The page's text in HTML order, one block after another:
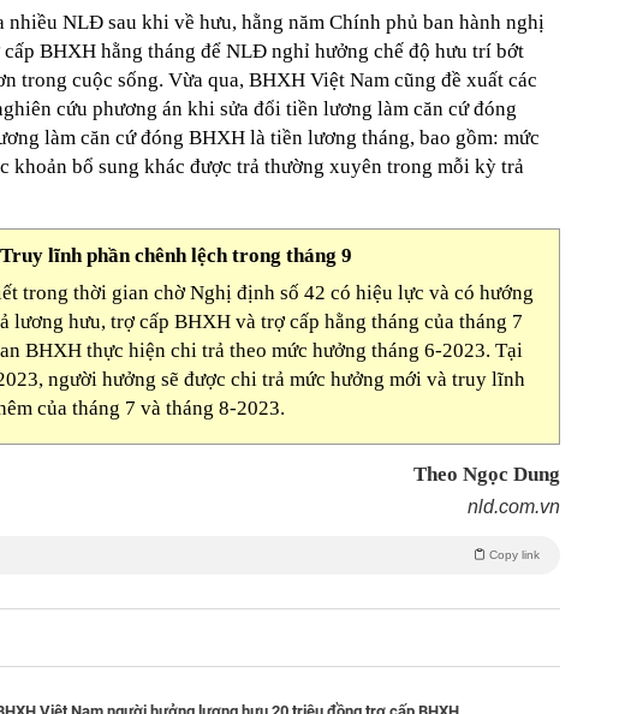
nhiều NLĐ sau khi về hưu, hằng năm Chính phủ ban hành nghị
BHXH hằng tháng để NLĐ nghỉ hưởng chế độ hưu trí bớt
trong cuộc sống. Vừa qua, BHXH Việt Nam cũng đề xuất các
cứu phương án khi sửa đổi tiền lương làm căn cứ đóng
làm căn cứ đóng BHXH là tiền lương tháng, bao gồm: mức
khoản bổ sung khác được trả thường xuyên trong mỗi kỳ trả
Truy lĩnh phần chênh lệch trong tháng 9
trong thời gian chờ Nghị định số 42 có hiệu lực và có hướng
lương hưu, trợ cấp BHXH và trợ cấp hằng tháng của tháng 7
BHXH thực hiện chi trả theo mức hưởng tháng 6-2023. Tại
người hưởng sẽ được chi trả mức hưởng mới và truy lĩnh
của tháng 7 và tháng 8-2023.
Theo Ngọc Dung
nld.com.vn
Copy link